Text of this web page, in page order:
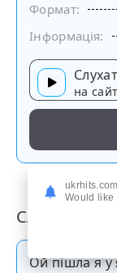
Формат:
Інформація:
на
Слова пісні
Ой пішла я
ukrhits.com
Would like